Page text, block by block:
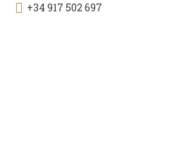
+34 917 502 697